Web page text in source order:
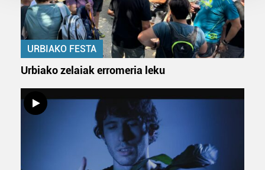
Guk eta gure bazkideek zure datu pertsonalak
prozesatzen ditugu, zure IP zenbakia, besteak beste,
teknologia erabiliz, cookieak adibidez, iragarki eta eduki
pertsonalizatuak eskaintzeko, iragarkiak eta edukia
produktuak garatzeko. Zure datuak nork eta zertarako
erabiltzen dituen hauta dezakezu.
Bazkide batzuek ez dizute baimenik eskatzen, eta beren
interes komertzial legitimoetan babesten dira. Ikusi gure
bazkideen zerrenda, beren ustez zein helburutarako
duten interes legitimoa eta horren aurka nola egin
URBIAKO FESTA
Urbiako zelaiak erromeria leku